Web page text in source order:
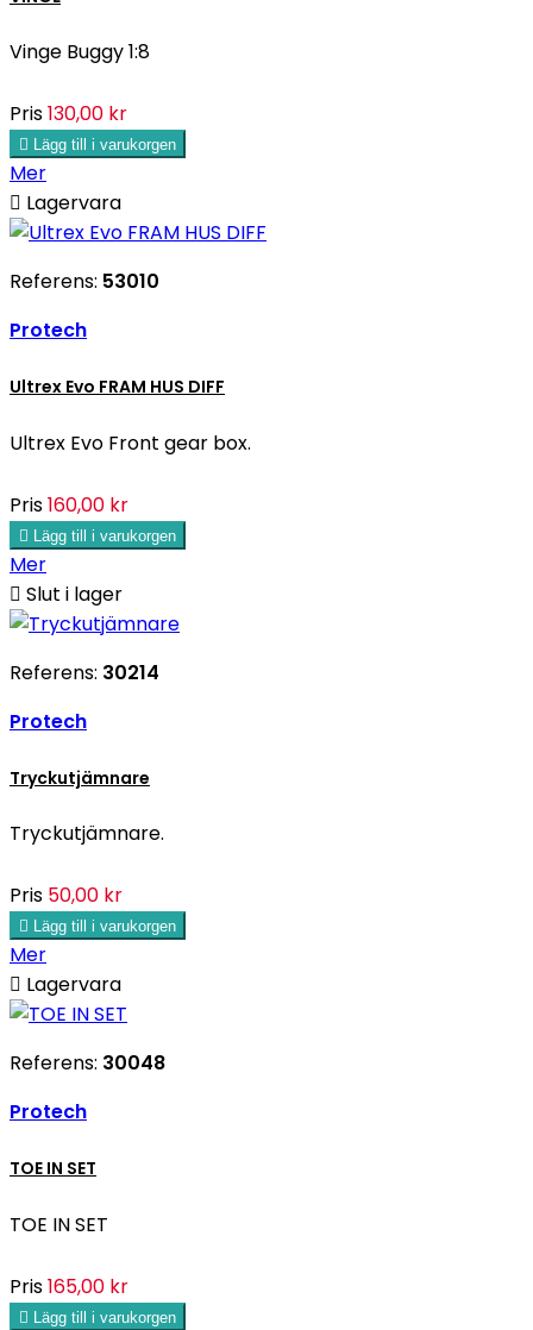
Vinge Buggy 1:8
Pris130,00 kr
 Lägg till i varukorgen
Mer
 Lagervara
Referens: 53010
Protech
Ultrex Evo FRAM HUS DIFF
Ultrex Evo Front gear box.
Pris160,00 kr
 Lägg till i varukorgen
Mer
 Slut i lager
Referens: 30214
Protech
Tryckutjämnare
Tryckutjämnare.
Pris 50,00 kr
 Lägg till i varukorgen
Mer
 Lagervara
Referens: 30048
Protech
TOE IN SET
TOE IN SET
Pris165,00 kr
 Lägg till i varukorgen